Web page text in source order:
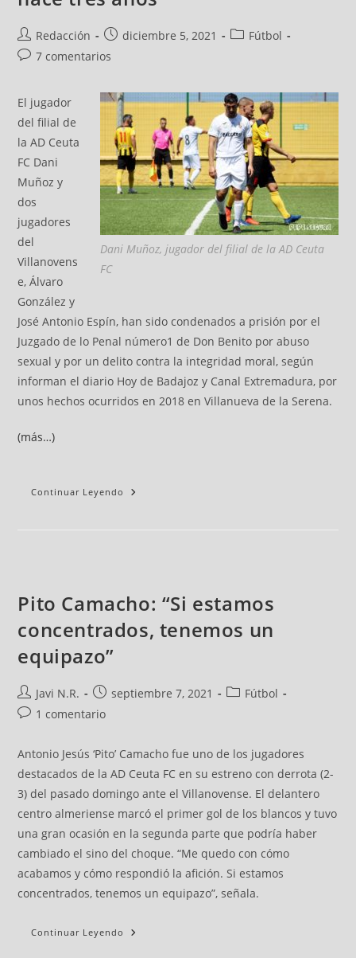
Redacción diciembre 5, 2021
Fútbol
7 comentarios
Dani Muñoz, jugador del filial de la AD Ceuta
FC
El jugador
del filial de
la AD Ceuta
FC Dani
Muñoz y
dos
jugadores
del
Villanovens
e, Álvaro
González y
José Antonio Espín, han sido condenados a prisión por el
Juzgado de lo Penal número1 de Don Benito por abuso
sexual y por un delito contra la integridad moral, según
informan el diario Hoy de Badajoz y Canal Extremadura, por
unos hechos ocurridos en 2018 en Villanueva de la Serena.
(más…)
Continuar Leyendo
Pito Camacho: “Si estamos
concentrados, tenemos un
equipazo”
Javi N.R. septiembre 7, 2021
Fútbol
1 comentario
Antonio Jesús ‘Pito’ Camacho fue uno de los jugadores
destacados de la AD Ceuta FC en su estreno con derrota (2-
3) del pasado domingo ante el Villanovense. El delantero
centro almeriense marcó el primer gol de los blancos y tuvo
una gran ocasión en la segunda parte que podría haber
cambiado el sino del choque. “Me quedo con cómo
acabamos y cómo respondió la afición. Si estamos
concentrados, tenemos un equipazo”, señala.
Continuar Leyendo